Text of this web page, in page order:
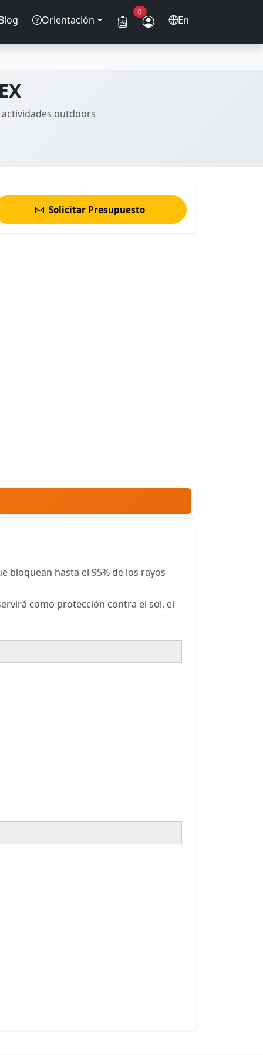
Orientación
0
En
outdoors
Solicitar Presupuesto
bloquean hasta el 95% de los rayos
como protección contra el sol, el